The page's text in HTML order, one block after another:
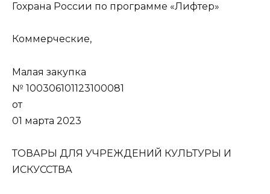
Гохрана России по программе «Лифтер»
Коммерческие,
Малая закупка
№ 100306101123100081
от
01 марта 2023
ТОВАРЫ ДЛЯ УЧРЕЖДЕНИЙ КУЛЬТУРЫ И
ИСКУССТВА